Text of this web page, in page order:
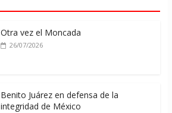
Otra vez el Moncada
26/07/2026
Benito Juárez en defensa de la
integridad de México